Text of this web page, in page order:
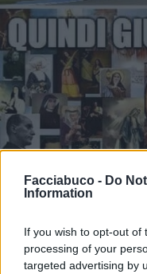
Facciabuco - Do
Information
If you wish to opt-out of
processing of your
targeted advertising by
Ti stimo fratello